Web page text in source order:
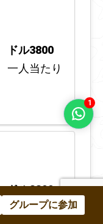
ドル3800
一人当たり
ドル3800
一人当たり
グループに参加
1